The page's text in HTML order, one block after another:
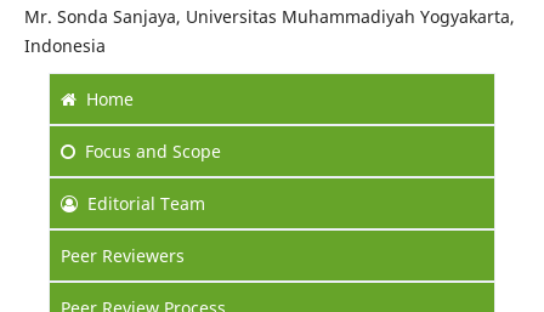
Mr. Sonda Sanjaya, Universitas Muhammadiyah Yogyakarta,
Indonesia
Home
Focus and Scope
Editorial Team
Peer Reviewers